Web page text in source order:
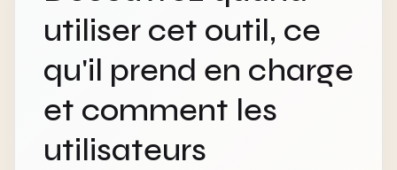
utiliser cet outil, ce
qu'il prend en charge
et comment les
utilisateurs